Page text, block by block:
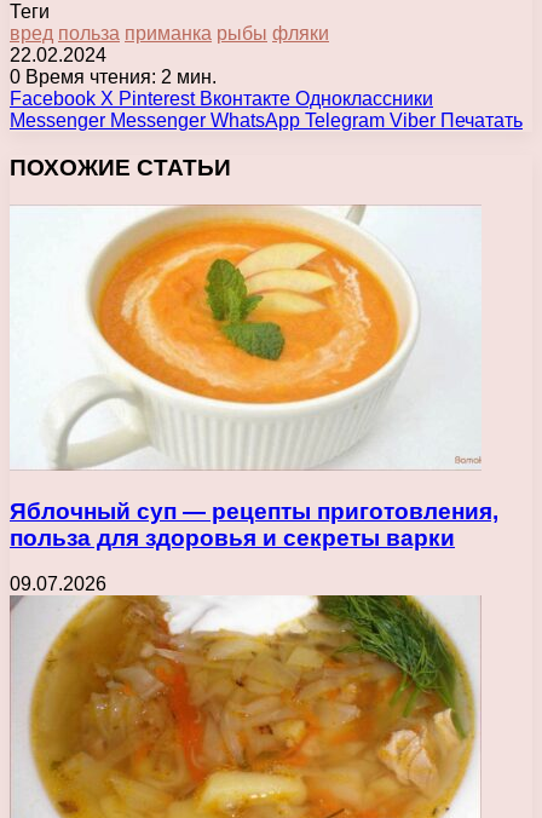
Теги
вред польза приманка рыбы фляки
22.02.2024
0 Время чтения: 2 мин.
Facebook X Pinterest Вконтакте Одноклассники
Messenger Messenger WhatsApp Telegram Viber Печатать
ПОХОЖИЕ СТАТЬИ
Яблочный суп — рецепты приготовления,
польза для здоровья и секреты варки
09.07.2026